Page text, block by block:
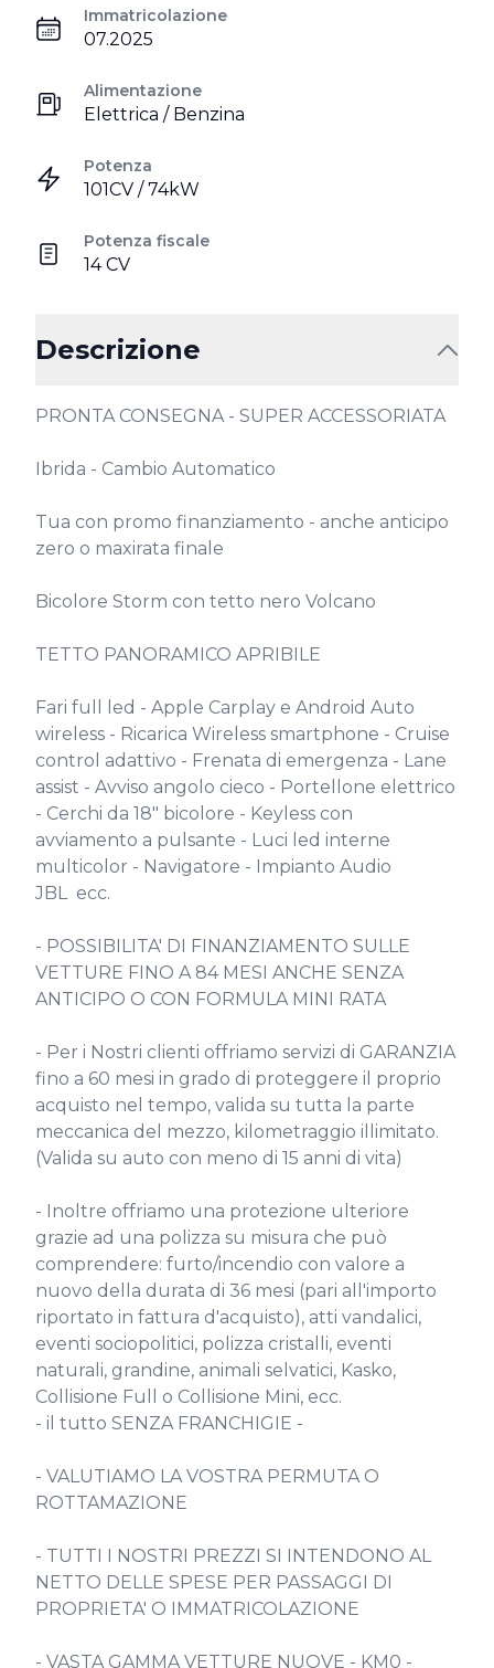
Immatricolazione
07.2025
Alimentazione
Elettrica / Benzina
Potenza
101CV / 74kW
Potenza fiscale
14 CV
Descrizione
PRONTA CONSEGNA - SUPER ACCESSORIATA
Ibrida - Cambio Automatico
Tua con promo finanziamento - anche anticipo
zero o maxirata finale
Bicolore Storm con tetto nero Volcano
TETTO PANORAMICO APRIBILE
Fari full led - Apple Carplay e Android Auto
wireless - Ricarica Wireless smartphone - Cruise
control adattivo - Frenata di emergenza - Lane
assist - Avviso angolo cieco - Portellone elettrico
- Cerchi da 18" bicolore - Keyless con
avviamento a pulsante - Luci led interne
multicolor - Navigatore - Impianto Audio
JBL  ecc.
- POSSIBILITA' DI FINANZIAMENTO SULLE
VETTURE FINO A 84 MESI ANCHE SENZA
ANTICIPO O CON FORMULA MINI RATA
- Per i Nostri clienti offriamo servizi di GARANZIA
fino a 60 mesi in grado di proteggere il proprio
acquisto nel tempo, valida su tutta la parte
meccanica del mezzo, kilometraggio illimitato.
(Valida su auto con meno di 15 anni di vita)
- Inoltre offriamo una protezione ulteriore
grazie ad una polizza su misura che può
comprendere: furto/incendio con valore a
nuovo della durata di 36 mesi (pari all'importo
riportato in fattura d'acquisto), atti vandalici,
eventi sociopolitici, polizza cristalli, eventi
naturali, grandine, animali selvatici, Kasko,
Collisione Full o Collisione Mini, ecc.
- il tutto SENZA FRANCHIGIE -
- VALUTIAMO LA VOSTRA PERMUTA O
ROTTAMAZIONE
- TUTTI I NOSTRI PREZZI SI INTENDONO AL
NETTO DELLE SPESE PER PASSAGGI DI
PROPRIETA' O IMMATRICOLAZIONE
- VASTA GAMMA VETTURE NUOVE - KM0 -